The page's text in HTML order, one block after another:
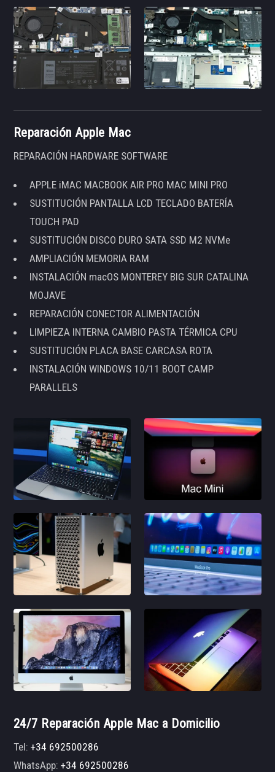
Reparación Apple Mac
REPARACIÓN HARDWARE SOFTWARE
APPLE iMAC MACBOOK AIR PRO MAC MINI PRO
SUSTITUCIÓN PANTALLA LCD TECLADO BATERÍA
TOUCH PAD
SUSTITUCIÓN DISCO DURO SATA SSD M2 NVMe
AMPLIACIÓN MEMORIA RAM
INSTALACIÓN macOS MONTEREY BIG SUR CATALINA
MOJAVE
REPARACIÓN CONECTOR ALIMENTACIÓN
LIMPIEZA INTERNA CAMBIO PASTA TÉRMICA CPU
SUSTITUCIÓN PLACA BASE CARCASA ROTA
INSTALACIÓN WINDOWS 10/11 BOOT CAMP
PARALLELS
24/7 Reparación Apple Mac a Domicilio
Tel:+34 692500286
WhatsApp:+34 692500286